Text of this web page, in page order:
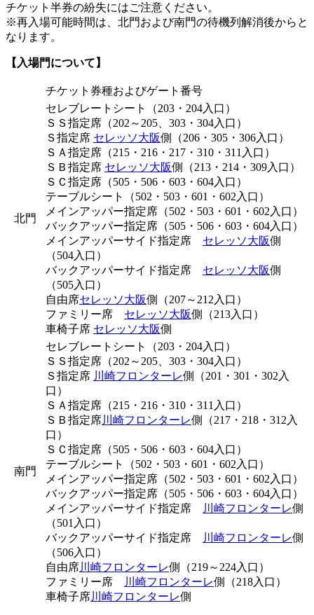
チケット半券の紛失にはご注意ください。
※再入場可能時間は、北門および南門の待機列解消後からと
なります。
【入場門について】
チケット券種およびゲート番号
北門
セレブレートシート（203・204入口）
ＳＳ指定席（202～205、303・304入口）
Ｓ指定席 セレッソ大阪側（206・305・306入口）
ＳＡ指定席（215・216・217・310・311入口）
ＳＢ指定席 セレッソ大阪側（213・214・309入口）
ＳＣ指定席（505・506・603・604入口）
テーブルシート（502・503・601・602入口）
メインアッパー指定席（502・503・601・602入口）
バックアッパー指定席（505・506・603・604入口）
メインアッパーサイド指定席 セレッソ大阪側
（504入口）
バックアッパーサイド指定席 セレッソ大阪側
（505入口）
自由席セレッソ大阪側（207～212入口）
ファミリー席 セレッソ大阪側（213入口）
車椅子席 セレッソ大阪側
南門
セレブレートシート（203・204入口）
ＳＳ指定席（202～205、303・304入口）
Ｓ指定席 川崎フロンターレ側（201・301・302入
口）
ＳＡ指定席（215・216・310・311入口）
ＳＢ指定席川崎フロンターレ側（217・218・312入
口）
ＳＣ指定席（505・506・603・604入口）
テーブルシート（502・503・601・602入口）
メインアッパー指定席（502・503・601・602入口）
バックアッパー指定席（505・506・603・604入口）
メインアッパーサイド指定席
川崎フロンターレ側
（501入口）
バックアッパーサイド指定席
川崎フロンターレ側
（506入口）
自由席川崎フロンターレ側（219～224入口）
ファミリー席
川崎フロンターレ側（218入口）
車椅子席川崎フロンターレ側